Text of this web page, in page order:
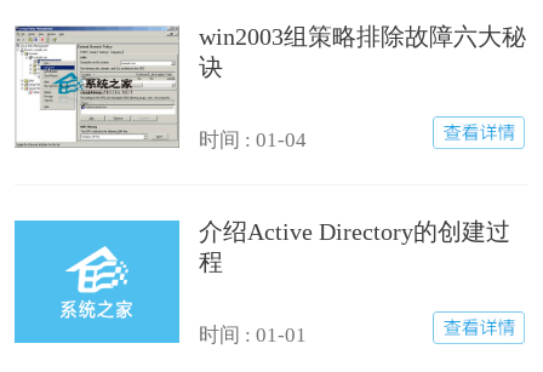
win2003组策略排除故障六大秘
诀
时间 : 01-04
介绍Active Directory的创建过
程
时间 : 01-01